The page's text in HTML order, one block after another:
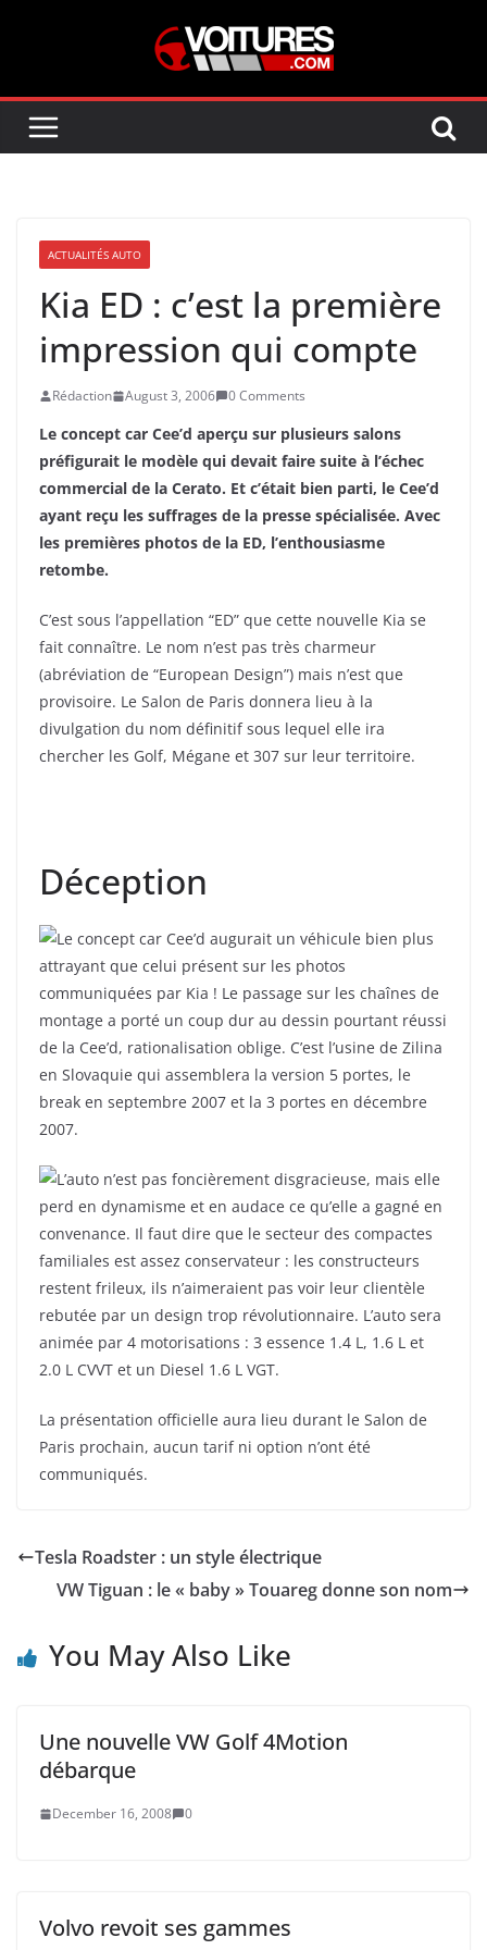
ACTUALITÉS AUTO
Kia ED : c’est la première
impression qui compte
Rédaction August 3, 2006 0 Comments
Le concept car Cee’d aperçu sur plusieurs salons
préfigurait le modèle qui devait faire suite à l’échec
commercial de la Cerato. Et c’était bien parti, le Cee’d
ayant reçu les suffrages de la presse spécialisée. Avec
les premières photos de la ED, l’enthousiasme
retombe.
C’est sous l’appellation “ED” que cette nouvelle Kia se
fait connaître. Le nom n’est pas très charmeur
(abréviation de “European Design”) mais n’est que
provisoire. Le Salon de Paris donnera lieu à la
divulgation du nom définitif sous lequel elle ira
chercher les Golf, Mégane et 307 sur leur territoire.
Déception
Le concept car Cee’d augurait un véhicule bien plus
attrayant que celui présent sur les photos
communiquées par Kia ! Le passage sur les chaînes de
montage a porté un coup dur au dessin pourtant réussi
de la Cee’d, rationalisation oblige. C’est l’usine de Zilina
en Slovaquie qui assemblera la version 5 portes, le
break en septembre 2007 et la 3 portes en décembre
2007.
L’auto n’est pas foncièrement disgracieuse, mais elle
perd en dynamisme et en audace ce qu’elle a gagné en
convenance. Il faut dire que le secteur des compactes
familiales est assez conservateur : les constructeurs
restent frileux, ils n’aimeraient pas voir leur clientèle
rebutée par un design trop révolutionnaire. L’auto sera
animée par 4 motorisations : 3 essence 1.4 L, 1.6 L et
2.0 L CVVT et un Diesel 1.6 L VGT.
La présentation officielle aura lieu durant le Salon de
Paris prochain, aucun tarif ni option n’ont été
communiqués.
Tesla Roadster : un style électrique
VW Tiguan : le « baby » Touareg donne son nom
You May Also Like
Une nouvelle VW Golf 4Motion
débarque
December 16, 2008 0
Volvo revoit ses gammes